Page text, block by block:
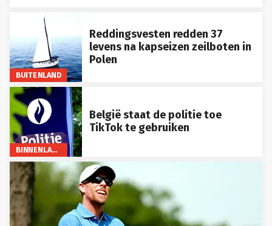
BUITENLAND
Reddingsvesten redden 37
levens na kapseizen zeilboten in
Polen
BINNENLAND
België staat de politie toe
TikTok te gebruiken